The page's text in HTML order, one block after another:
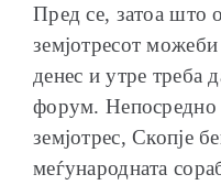
Пред се, затоа што
земјотресот
денес и утре треба
форум. Непосредно
земјотрес, Скопје
меѓународната